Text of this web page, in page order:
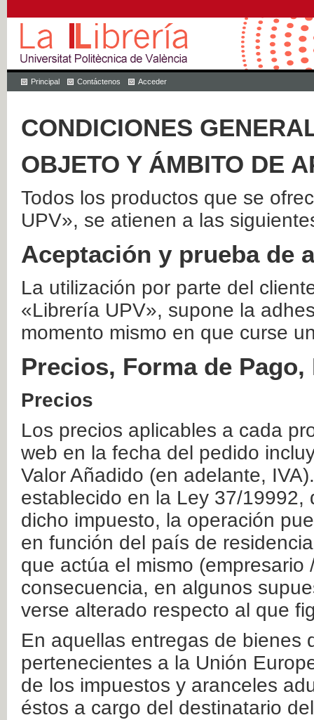
Principal Contáctenos Acceder
CONDICIONES
OBJETO Y ÁMBITO DE
Todos los productos que se
UPV», se atienen a las
Aceptación y prueba de
La utilización por parte del
«Librería UPV», supone la
momento mismo en que curse
Precios, Forma de
Precios
Los precios aplicables a cada
web en la fecha del pedido
Valor Añadido (en adelante,
establecido en la Ley 37/
dicho impuesto, la operación
en función del país de
que actúa el mismo
consecuencia, en algunos
verse alterado respecto al que
En aquellas entregas de bienes
pertenecientes a la Unión
de los impuestos y aranceles
éstos a cargo del destinatario